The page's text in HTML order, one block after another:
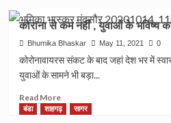
से
हराया।
और
जनशिक्षकों
की
बैठक
भी
दलपतपुर
में
गुरु
पूर्णिमा
उत्सव
से
मनाया।
कोराना से कम नहीं , युवाओं के भविष्य
Bhumika Bhaskar May 11, 2021 0
कोरोनावायरस संकट के बाद जहां देश भर में
युवाओं के सामने भी बड़ा...
Read MoreRead
more
बंडा शाहगढ़ सागर